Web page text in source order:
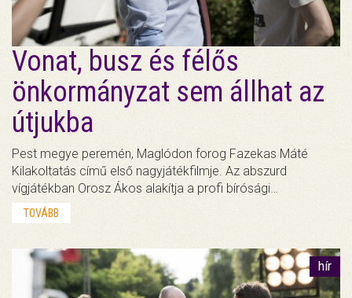
Vonat, busz és félős
önkormányzat sem állhat az
útjukba
Pest megye peremén, Maglódon forog Fazekas Máté
Kilakoltatás című első nagyjátékfilmje. Az abszurd
vígjátékban Orosz Ákos alakítja a profi bírósági…
TOVÁBB
hír